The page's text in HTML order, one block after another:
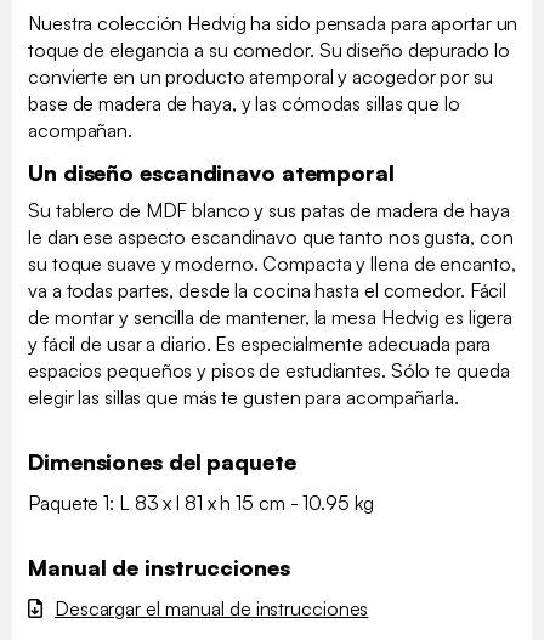
Nuestra colección Hedvig ha sido pensada para aportar un
toque de elegancia a su comedor. Su diseño depurado lo
convierte en un producto atemporal y acogedor por su
base de madera de haya, y las cómodas sillas que lo
acompañan.
Un diseño escandinavo atemporal
Su tablero de MDF blanco y sus patas de madera de haya
le dan ese aspecto escandinavo que tanto nos gusta, con
su toque suave y moderno. Compacta y llena de encanto,
va a todas partes, desde la cocina hasta el comedor. Fácil
de montar y sencilla de mantener, la mesa Hedvig es ligera
y fácil de usar a diario. Es especialmente adecuada para
espacios pequeños y pisos de estudiantes. Sólo te queda
elegir las sillas que más te gusten para acompañarla.
Dimensiones del paquete
Paquete 1: L 83 x l 81 x h 15 cm - 10.95 kg
Manual de instrucciones
Descargar el manual de instrucciones